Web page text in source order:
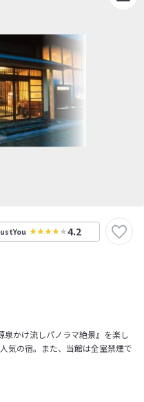
4.2
かけ流しパノラマ絶景』を楽し
気の宿。また、当館は全室禁煙で